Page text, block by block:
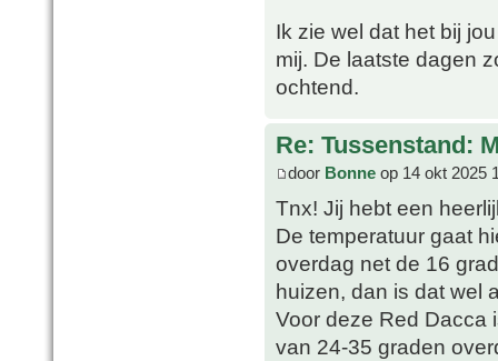
Ik zie wel dat het bij
mij. De laatste dagen
ochtend.
Re: Tussenstand:
door Bonne op 14 okt 2025
Tnx! Jij hebt een
De temperatuur gaat
overdag net de 16
huizen, dan is dat wel
Voor deze Red Dacca
van 24-35 graden